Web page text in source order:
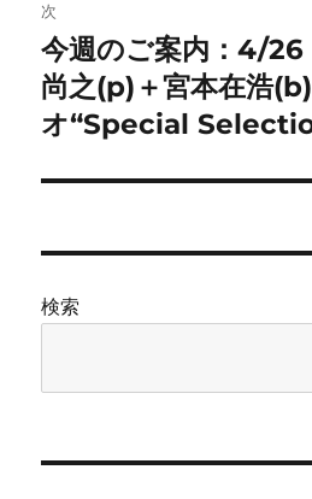
ー
シ
ョ
ン
次
次
の
投
今週のご案内：4/26
尚之(p)＋宮本在浩
オ“Special
検索